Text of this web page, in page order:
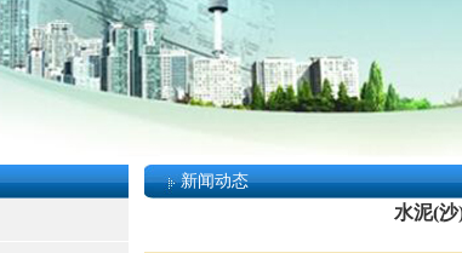
新闻动态
水泥(